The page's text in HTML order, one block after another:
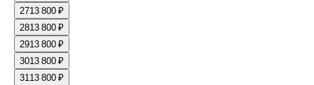
2713 800 ₽
2813 800 ₽
2913 800 ₽
3013 800 ₽
3113 800 ₽